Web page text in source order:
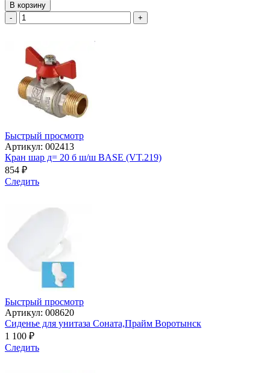
В корзину
-
+
Быстрый просмотр
Артикул: 002413
Кран шар д= 20 б ш/ш BASE (VT.219)
854 ₽
Следить
Быстрый просмотр
Артикул: 008620
Сиденье для унитаза Соната,Прайм Воротынск
1 100 ₽
Следить